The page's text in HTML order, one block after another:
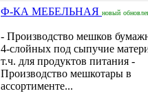
Ф-КА МЕБЕЛЬНАЯ новый
- Производство мешков
4-слойных под сыпучие
т.ч. для продуктов питания -
Производство мешкотары в
ассортименте...